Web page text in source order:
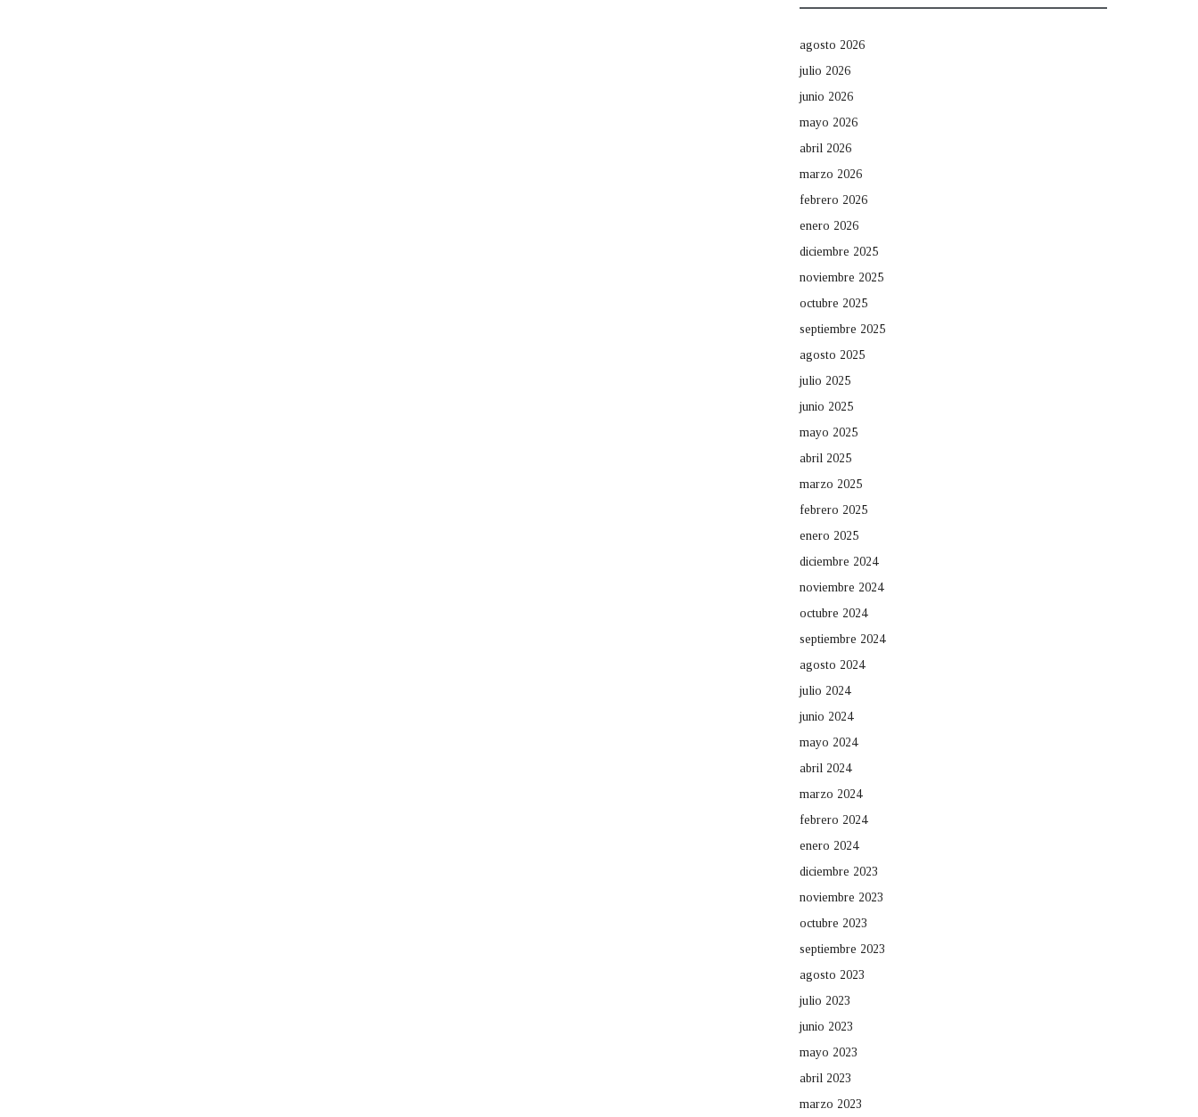
agosto 2026
julio 2026
junio 2026
mayo 2026
abril 2026
marzo 2026
febrero 2026
enero 2026
diciembre 2025
noviembre 2025
octubre 2025
septiembre 2025
agosto 2025
julio 2025
junio 2025
mayo 2025
abril 2025
marzo 2025
febrero 2025
enero 2025
diciembre 2024
noviembre 2024
octubre 2024
septiembre 2024
agosto 2024
julio 2024
junio 2024
mayo 2024
abril 2024
marzo 2024
febrero 2024
enero 2024
diciembre 2023
noviembre 2023
octubre 2023
septiembre 2023
agosto 2023
julio 2023
junio 2023
mayo 2023
abril 2023
marzo 2023